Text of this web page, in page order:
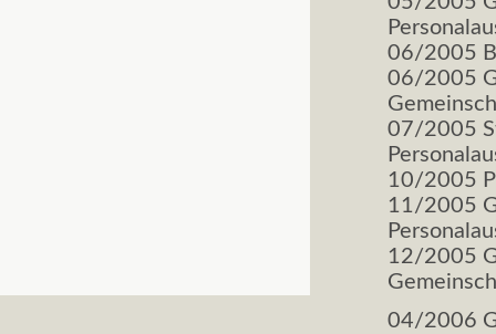
06/2005
06/2005
07/2005
10/2005
11/2005
12/2005
04/2006